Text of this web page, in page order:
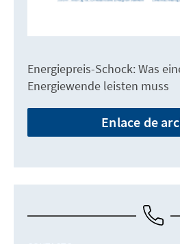
Energiepreis-Schock: Was
Energiewende leisten muss
Enlace de